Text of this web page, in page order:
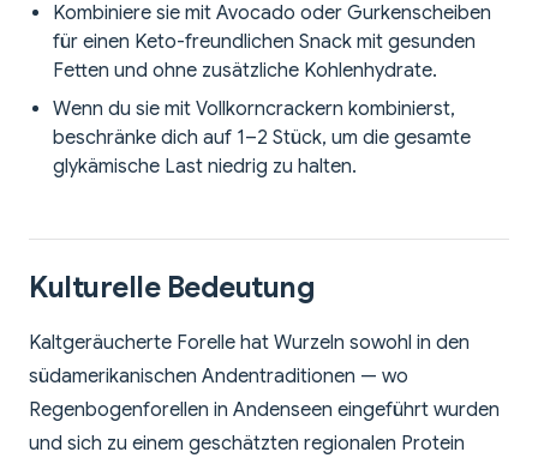
Kombiniere sie mit Avocado oder Gurkenscheiben
für einen Keto-freundlichen Snack mit gesunden
Fetten und ohne zusätzliche Kohlenhydrate.
Wenn du sie mit Vollkorncrackern kombinierst,
beschränke dich auf 1–2 Stück, um die gesamte
glykämische Last niedrig zu halten.
Kulturelle Bedeutung
Kaltgeräucherte Forelle hat Wurzeln sowohl in den
südamerikanischen Andentraditionen — wo
Regenbogenforellen in Andenseen eingeführt wurden
und sich zu einem geschätzten regionalen Protein